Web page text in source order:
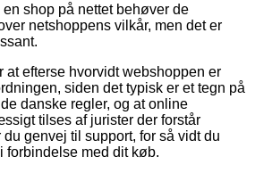
en shop på nettet behøver de
netshoppens vilkår, men det er
at efterse hvorvidt webshoppen er
siden det typisk er et tegn på
danske regler, og at online
tilses af jurister der forstår
genvej til support, for så vidt du
forbindelse med dit køb.